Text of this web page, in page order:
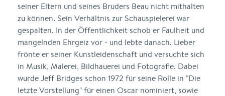
seiner Eltern und seines Bruders Beau nicht mithalten
zu können. Sein Verhältnis zur Schauspielerei war
gespalten. In der Öffentlichkeit schob er Faulheit und
mangelnden Ehrgeiz vor - und lebte danach. Lieber
frönte er seiner Kunstleidenschaft und versuchte sich
in Musik, Malerei, Bildhauerei und Fotografie. Dabei
wurde Jeff Bridges schon 1972 für seine Rolle in "Die
letzte Vorstellung" für einen Oscar nominiert, sowie